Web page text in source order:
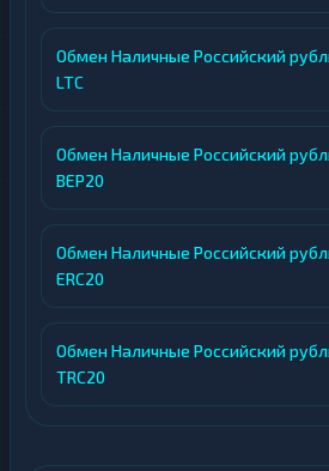
Обмен Наличные Российский
LTC
Обмен Наличные Российский
BEP20
Обмен Наличные Российский
ERC20
Обмен Наличные Российский
TRC20